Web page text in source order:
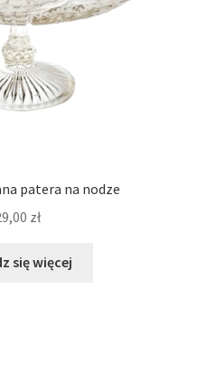
patera na nodze
zł
się więcej